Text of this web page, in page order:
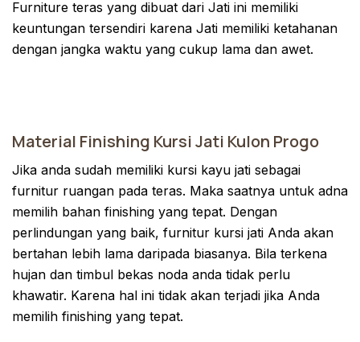
Furniture teras yang dibuat dari Jati ini memiliki
keuntungan tersendiri karena Jati memiliki ketahanan
dengan jangka waktu yang cukup lama dan awet.
Material Finishing Kursi Jati Kulon Progo
Jika anda sudah memiliki kursi kayu jati sebagai
furnitur ruangan pada teras. Maka saatnya untuk adna
memilih bahan finishing yang tepat. Dengan
perlindungan yang baik, furnitur kursi jati Anda akan
bertahan lebih lama daripada biasanya. Bila terkena
hujan dan timbul bekas noda anda tidak perlu
khawatir. Karena hal ini tidak akan terjadi jika Anda
memilih finishing yang tepat.